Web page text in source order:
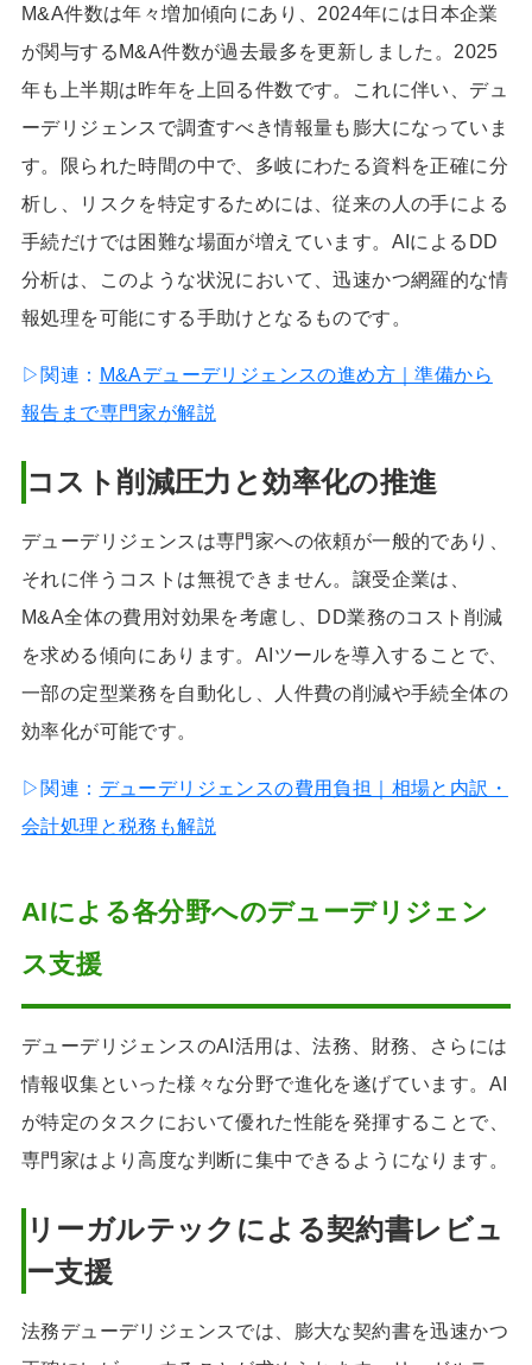
M&A件数は年々増加傾向にあり、2024年には日本企業
が関与するM&A件数が過去最多を更新しました。2025
年も上半期は昨年を上回る件数です。これに伴い、デュ
ーデリジェンスで調査すべき情報量も膨大になっていま
す。限られた時間の中で、多岐にわたる資料を正確に分
析し、リスクを特定するためには、従来の人の手による
手続だけでは困難な場面が増えています。AIによるDD
分析は、このような状況において、迅速かつ網羅的な情
報処理を可能にする手助けとなるものです。
▷関連： M&Aデューデリジェンスの進め方｜準備から
報告まで専門家が解説
コスト削減圧力と効率化の推進
デューデリジェンスは専門家への依頼が一般的であり、
それに伴うコストは無視できません。譲受企業は、
M&A全体の費用対効果を考慮し、DD業務のコスト削減
を求める傾向にあります。AIツールを導入することで、
一部の定型業務を自動化し、人件費の削減や手続全体の
効率化が可能です。
▷関連： デューデリジェンスの費用負担｜相場と内訳・
会計処理と税務も解説
AIによる各分野へのデューデリジェン
ス支援
デューデリジェンスのAI活用は、法務、財務、さらには
情報収集といった様々な分野で進化を遂げています。AI
が特定のタスクにおいて優れた性能を発揮することで、
専門家はより高度な判断に集中できるようになります。
リーガルテックによる契約書レビュ
ー支援
法務デューデリジェンスでは、膨大な契約書を迅速かつ